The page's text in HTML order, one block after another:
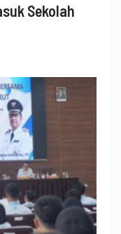
Sekolah